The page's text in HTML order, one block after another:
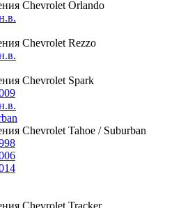
Chevrolet Orlando
Chevrolet Rezzo
Chevrolet Spark
Chevrolet Tahoe / Suburban
Chevrolet Tracker